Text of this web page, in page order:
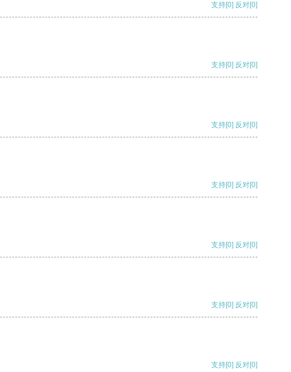
支持[0] 反对[0]
支持[0] 反对[0]
支持[0] 反对[0]
支持[0] 反对[0]
支持[0] 反对[0]
支持[0] 反对[0]
支持[0] 反对[0]